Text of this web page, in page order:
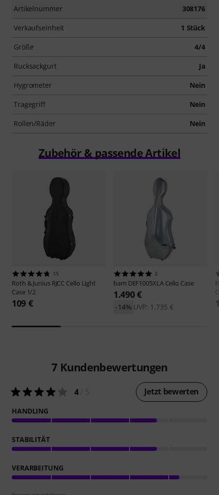
Artikelnummer 308176
Verkaufseinheit 1 Stück
Größe 4/4
Rucksackgurt Ja
Hygrometer Nein
Tragegriff Nein
Rollen/Räder Nein
Zubehör & passende Artikel
15
Roth & Junius RJCC Cello Light
Case 1/2
109 €
3
bam DEF1005XLA Cello Case
1.490 €
UVP: 1.735 €
-14%
7 Kundenbewertungen
4/ 5 Jetzt bewerten
HANDLING
STABILITÄT
VERARBEITUNG